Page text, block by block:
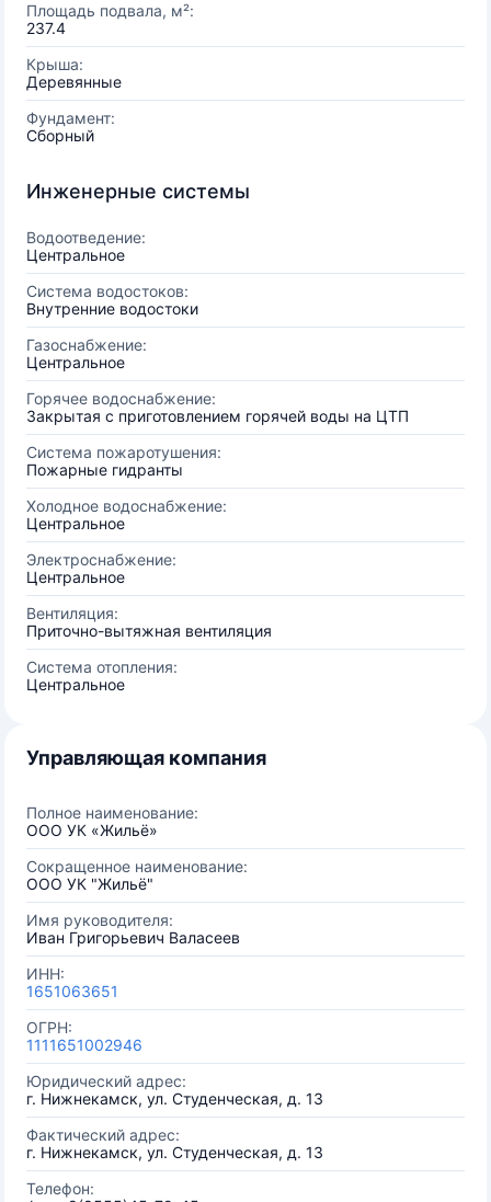
Площадь подвала, м²:
237.4
Крыша:
Деревянные
Фундамент:
Сборный
Инженерные системы
Водоотведение:
Центральное
Система водостоков:
Внутренние водостоки
Газоснабжение:
Центральное
Горячее водоснабжение:
Закрытая с приготовлением горячей воды на ЦТП
Система пожаротушения:
Пожарные гидранты
Холодное водоснабжение:
Центральное
Электроснабжение:
Центральное
Вентиляция:
Приточно-вытяжная вентиляция
Система отопления:
Центральное
Управляющая компания
Полное наименование:
ООО УК «Жильё»
Сокращенное наименование:
ООО УК "Жильё"
Имя руководителя:
Иван Григорьевич Валасеев
ИНН:
1651063651
ОГРН:
1111651002946
Юридический адрес:
г. Нижнекамск, ул. Студенческая, д. 13
Фактический адрес:
г. Нижнекамск, ул. Студенческая, д. 13
Телефон: